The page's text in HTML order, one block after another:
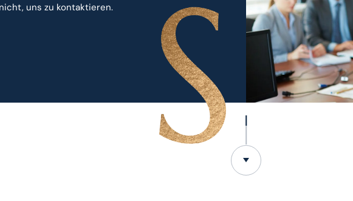
Mergers & Acquisitions
Gesellschaftsrecht
Wettbewerbsrecht
uns zu kontaktieren.